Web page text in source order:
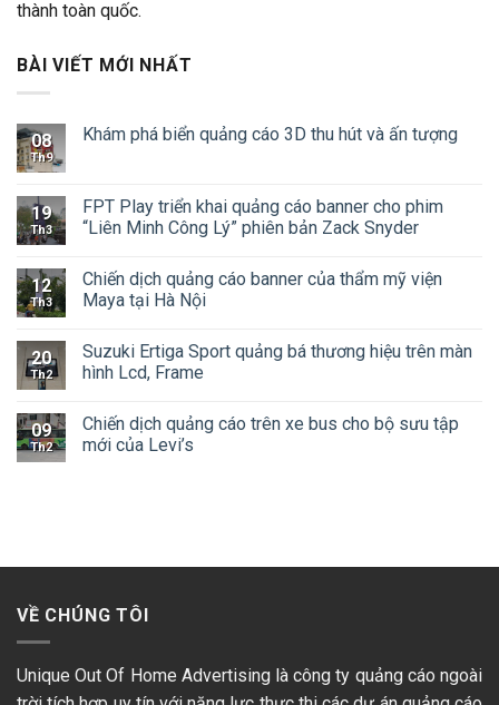
thành toàn quốc.
BÀI VIẾT MỚI NHẤT
08
Th9
Khám phá biển quảng cáo 3D thu hút và ấn tượng
19
Th3
FPT Play triển khai quảng cáo banner cho phim
“Liên Minh Công Lý” phiên bản Zack Snyder
12
Th3
Chiến dịch quảng cáo banner của thẩm mỹ viện
Maya tại Hà Nội
20
Th2
Suzuki Ertiga Sport quảng bá thương hiệu trên màn
hình Lcd, Frame
09
Th2
Chiến dịch quảng cáo trên xe bus cho bộ sưu tập
mới của Levi’s
VỀ CHÚNG TÔI
Unique Out Of Home Advertising là công ty quảng cáo ngoài